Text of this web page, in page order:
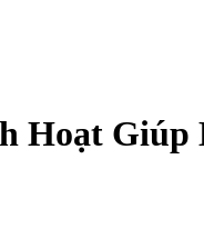
Hoạt Giúp